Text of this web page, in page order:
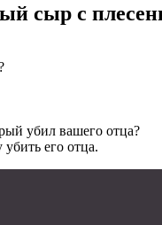
сыр с
убил вашего отца?
его отца.